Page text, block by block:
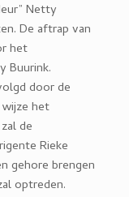
Netty
De aftrap van
het
Buurink.
door de
het
de
Rieke
gehore brengen
optreden.